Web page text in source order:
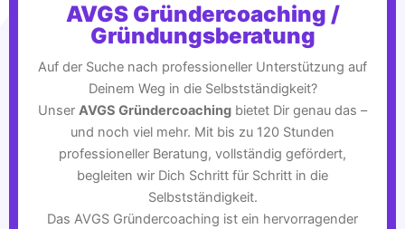
AVGS Gründercoaching /
Gründungsberatung
Auf der Suche nach professioneller Unterstützung auf
Deinem Weg in die Selbstständigkeit?
Unser AVGS Gründercoaching bietet Dir genau das –
und noch viel mehr. Mit bis zu 120 Stunden
professioneller Beratung, vollständig gefördert,
begleiten wir Dich Schritt für Schritt in die
Selbstständigkeit.
Das AVGS Gründercoaching ist ein hervorragender